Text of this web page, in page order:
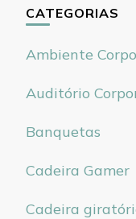
CATEGORIAS
Ambiente
Auditório
Banquetas
Cadeira Gamer
Cadeira